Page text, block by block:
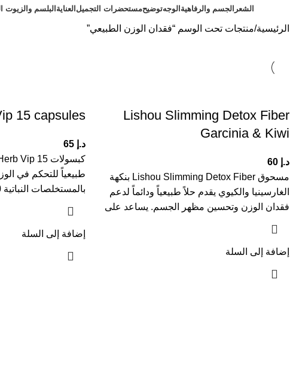
الشعر الجسم والرفاهية الوجهتوضيحمستحضرات التجميل العناية البلسم والزيوت
الرئيسية منتجات تحت الوسم “فقدان الوزن الطبيعي”
Lishou Slimming Detox Fiber
Garcinia & Kiwi
د.إ 60
مسحوق Lishou Slimming Detox Fiber بنكهة
الغارسينيا والكيوي يقدم حلاً طبيعياً ودائماً لدعم
فقدان الوزن وتحسين مظهر الجسم. يساعد على
إضافة إلى السلة
15 capsules
د.إ
طبيعياً للتحكم في
بالمستخلصات النباتية 100%. تساعد هذه
إضافة إلى السلة